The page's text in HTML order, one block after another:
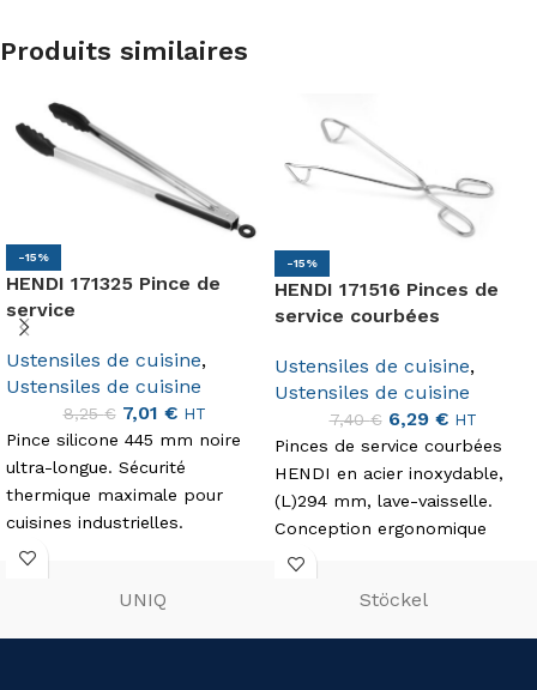
Produits similaires
-15%
HENDI 171325 Pince de
service
Ustensiles de cuisine,
Ustensiles de cuisine
8,25€ 7,01 € HT
Pince silicone 445 mm noire
ultra-longue. Sécurité
thermique maximale pour
cuisines industrielles.
-15%
HENDI 171516 Pinces de
service courbées
Ustensiles de cuisine,
Ustensiles de cuisine
7,40€ 6,29 € HT
Pinces de service courbées
HENDI en acier inoxydable,
(L)294 mm, lave-vaisselle.
Conception ergonomique
pour un service précis.
UNIQ Stöckel